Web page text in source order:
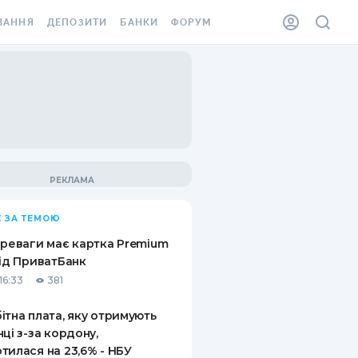
ВІНЬЄТКА
ВІД
ВИПАДКІВ
ДЕПОЗИТИ
ПИТАННЯ ТА ВІДПОВІДІ
ПУТІВНИКИ ПО
БАНКИ ФОРУМ
ЗА ТЕМОЮ
має картка Premium
ПриватБанк
381
плата, яку отримують
з-за кордону,
на 23,6% - НБУ